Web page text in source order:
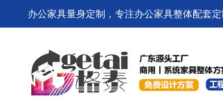
办公家具量身定制，专注办公家具整体配套